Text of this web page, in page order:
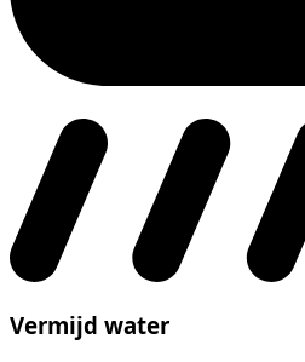
Vermijd water